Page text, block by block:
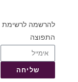
להרשמה לרשימת
התפוצה
שליחה